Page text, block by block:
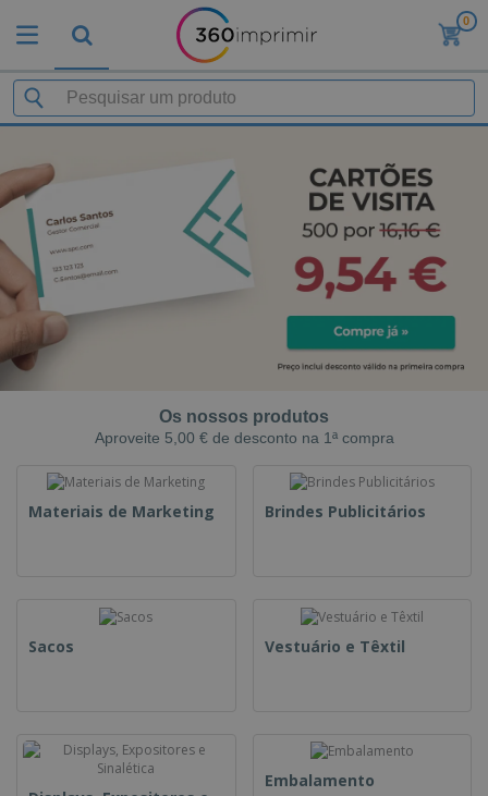
0
Os nossos produtos
Aproveite 5,00 € de desconto na 1ª compra
Materiais de Marketing Brindes Publicitários
Sacos Vestuário e Têxtil
Embalamento